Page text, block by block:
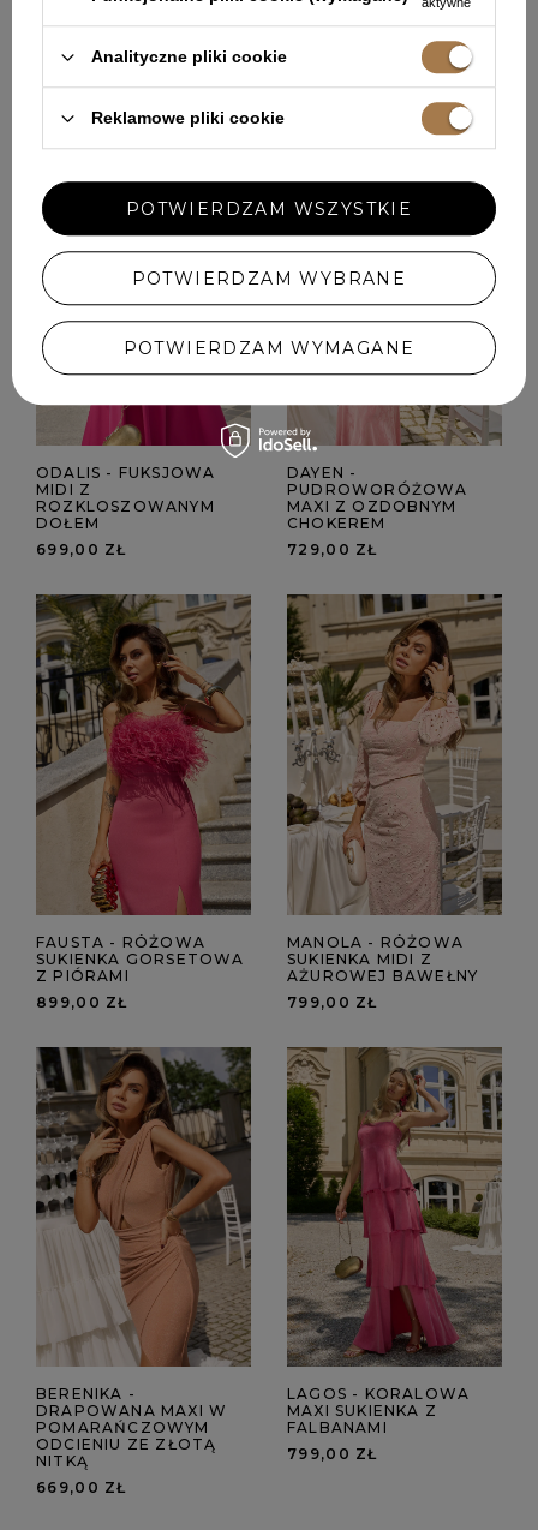
POLECANE
ODALIS - FUKSJOWA
MIDI Z
ROZKLOSZOWANYM
DOŁEM
699,00 ZŁ
DAYEN -
PUDROWORÓŻOWA
MAXI Z OZDOBNYM
CHOKEREM
729,00 ZŁ
FAUSTA - RÓŻOWA
SUKIENKA GORSETOWA
Z PIÓRAMI
899,00 ZŁ
MANOLA - RÓŻOWA
SUKIENKA MIDI Z
AŻUROWEJ BAWEŁNY
799,00 ZŁ
BERENIKA -
DRAPOWANA MAXI W
POMARAŃCZOWYM
ODCIENIU ZE ZŁOTĄ
NITKĄ
669,00 ZŁ
LAGOS - KORALOWA
MAXI SUKIENKA Z
FALBANAMI
799,00 ZŁ
Analityczne pliki cookie
Reklamowe pliki cookie
POTWIERDZAM WYBRANE
POTWIERDZAM WYMAGANE
POTWIERDZAM WSZYSTKIE